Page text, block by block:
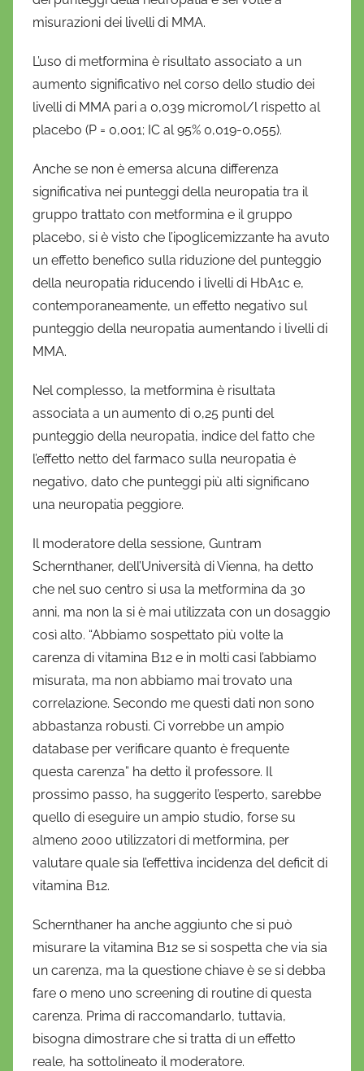
misurazioni dei livelli di MMA.
L’uso di metformina è risultato associato a un
aumento significativo nel corso dello studio dei
livelli di MMA pari a 0,039 micromol/l rispetto al
placebo (P = 0,001; IC al 95% 0,019-0,055).
Anche se non è emersa alcuna differenza
significativa nei punteggi della neuropatia tra il
gruppo trattato con metformina e il gruppo
placebo, si è visto che l’ipoglicemizzante ha avuto
un effetto benefico sulla riduzione del punteggio
della neuropatia riducendo i livelli di HbA1c e,
contemporaneamente, un effetto negativo sul
punteggio della neuropatia aumentando i livelli di
MMA.
Nel complesso, la metformina è risultata
associata a un aumento di 0,25 punti del
punteggio della neuropatia, indice del fatto che
l’effetto netto del farmaco sulla neuropatia è
negativo, dato che punteggi più alti significano
una neuropatia peggiore.
Il moderatore della sessione, Guntram
Schernthaner, dell’Università di Vienna, ha detto
che nel suo centro si usa la metformina da 30
anni, ma non la si è mai utilizzata con un dosaggio
così alto. “Abbiamo sospettato più volte la
carenza di vitamina B12 e in molti casi l’abbiamo
misurata, ma non abbiamo mai trovato una
correlazione. Secondo me questi dati non sono
abbastanza robusti. Ci vorrebbe un ampio
database per verificare quanto è frequente
questa carenza” ha detto il professore. Il
prossimo passo, ha suggerito l’esperto, sarebbe
quello di eseguire un ampio studio, forse su
almeno 2000 utilizzatori di metformina, per
valutare quale sia l’effettiva incidenza del deficit di
vitamina B12.
Schernthaner ha anche aggiunto che si può
misurare la vitamina B12 se si sospetta che via sia
un carenza, ma la questione chiave è se si debba
fare o meno uno screening di routine di questa
carenza. Prima di raccomandarlo, tuttavia,
bisogna dimostrare che si tratta di un effetto
reale, ha sottolineato il moderatore.